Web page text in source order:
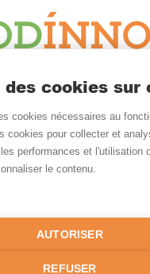
des cookies sur
cookies nécessaires au
cookies pour collecter et
performances et l'utilisation
le contenu.
AUTORISER
REFUSER